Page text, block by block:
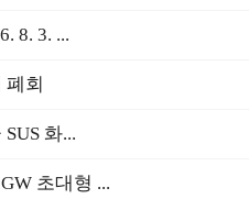
8. 3. ...
폐회
화...
초대형 ...